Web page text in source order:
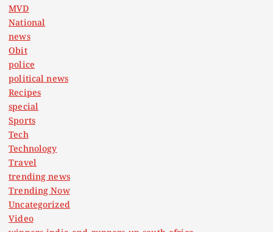
MVD
National
news
Obit
police
political news
Recipes
special
Sports
Tech
Technology
Travel
trending news
Trending Now
Uncategorized
Video